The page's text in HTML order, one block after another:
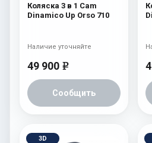
Коляска 3 в 1 Cam
Dinamico Up Orso 710
49 900 e
Сообщить
Наличие уточняйте
3D